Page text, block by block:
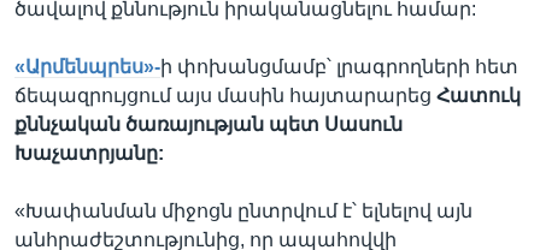
ծավալով քննություն իրականացնելու համար:
«Արմենպրես»-ի փոխանցմամբ՝ լրագրողների հետ
ճեպազրույցում այս մասին հայտարարեց Հատուկ
քննչական ծառայության պետ Սասուն
Խաչատրյանը:
«Խափանման միջոցն ընտրվում է՝ ելնելով այն
անհրաժեշտությունից, որ ապահովվի